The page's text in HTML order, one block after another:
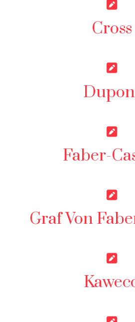
Cross
Faber-
Graf Von